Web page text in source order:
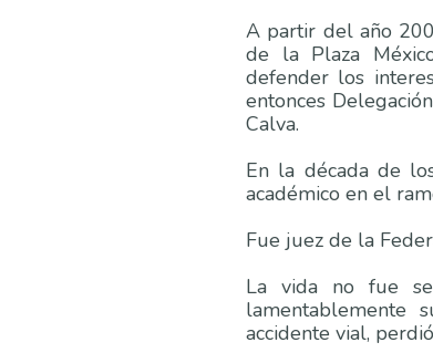
A partir del año
de la Plaza
defender los
entonces
Calva.
En la década de
académico en el
Fue juez de la
La vida no fue
lamentablemente
accidente vial,